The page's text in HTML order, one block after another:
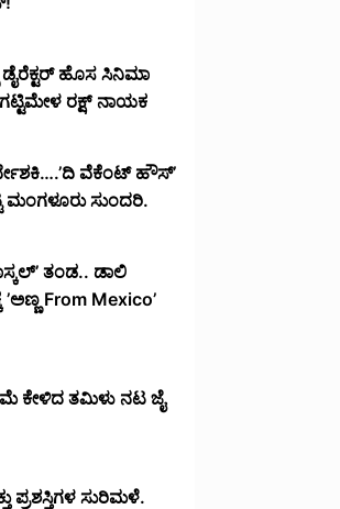
ಡೈರೆಕ್ಟರ್ ಹೊಸ ಸಿನಿಮಾ
ರಕ್ಷ್ ನಾಯಕ
ವೆಕೆಂಟ್ ಹೌಸ್‌’‌
ಸುಂದರಿ.
ತಂಡ.. ಡಾಲಿ
From Mexico’
ಕೇಳಿದ ತಮಿಳು ನಟ ಜೈ
ಪ್ರಶಸ್ತಿಗಳ ಸುರಿಮಳೆ.